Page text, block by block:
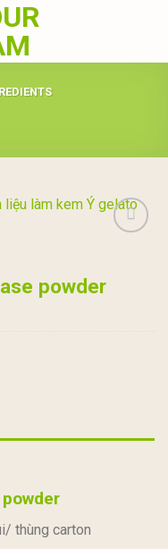
powder
thùng carton